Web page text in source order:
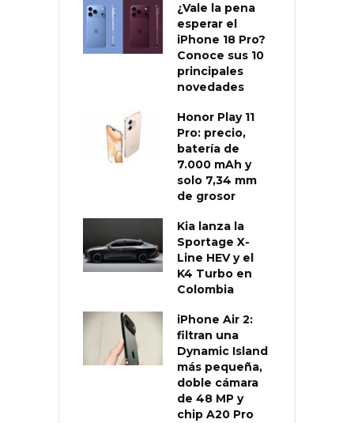
¿Vale la pena
esperar el
iPhone 18 Pro?
Conoce sus 10
principales
novedades
Honor Play 11
Pro: precio,
batería de
7.000 mAh y
solo 7,34 mm
de grosor
Kia lanza la
Sportage X-
Line HEV y el
K4 Turbo en
Colombia
iPhone Air 2:
filtran una
Dynamic Island
más pequeña,
doble cámara
de 48 MP y
chip A20 Pro